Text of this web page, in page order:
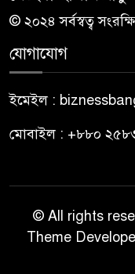
© ২০২৪ সর্বস্বত্ব
যোগাযোগ
ইমেইল :
মোবাইল : +৮৮০
© All rights
Theme